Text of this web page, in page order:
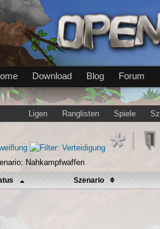
Download Blog Forum
Ligen Ranglisten Spiele
Nahkampfwaffen
Szenario